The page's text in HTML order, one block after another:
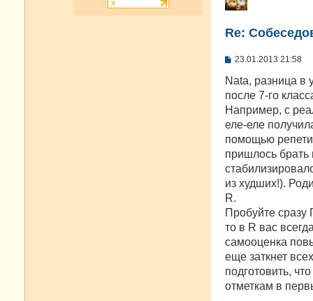
Re:
С
о
щ
е
и
е
23.01.2013 21:58
Nata, pазница в
после 7-го
Например, с
еле-еле
помощью
пришлось брать
из худших!).
R.
Пробуйте
то в R вас
самооценка
еще заткнет
подготовить,
отметкам в